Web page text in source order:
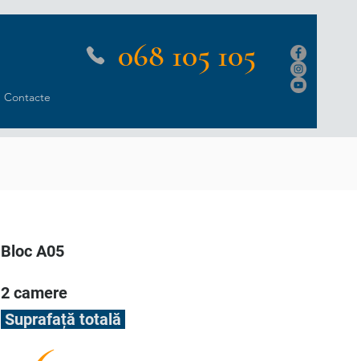
Contacte
068 105 105
Bloc A05
2 camere
Suprafață totală